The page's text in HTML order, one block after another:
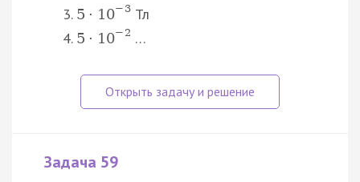
5 ⋅ 10− 3Тл
5 ⋅ 10− 2 …
Задача 59